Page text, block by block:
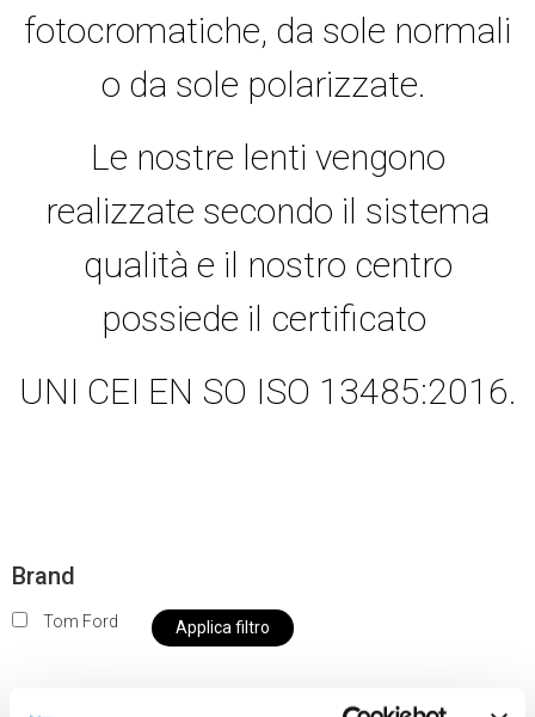
fotocromatiche, da sole normali
o da sole polarizzate.
Le nostre lenti vengono
realizzate secondo il sistema
qualità e il nostro centro
possiede il certificato
UNI CEI EN SO ISO 13485:2016.
Brand
Tom Ford Applica filtro